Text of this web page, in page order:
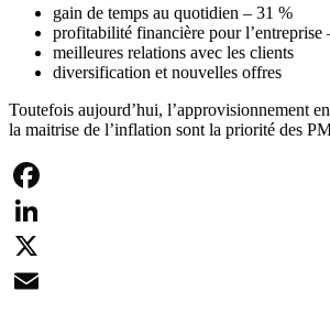
gain de temps au quotidien – 31 %
profitabilité financière pour l’entreprise
meilleures relations avec les clients
diversification et nouvelles offres
Toutefois aujourd’hui, l’approvisionnement
la maitrise de l’inflation sont la priorité des
Facebook
LinkedIn
X